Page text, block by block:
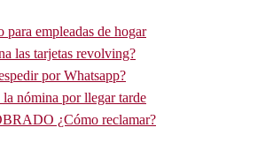
para empleadas de hogar
las tarjetas revolving?
por Whatsapp?
la nómina por llegar tarde
¿Cómo reclamar?